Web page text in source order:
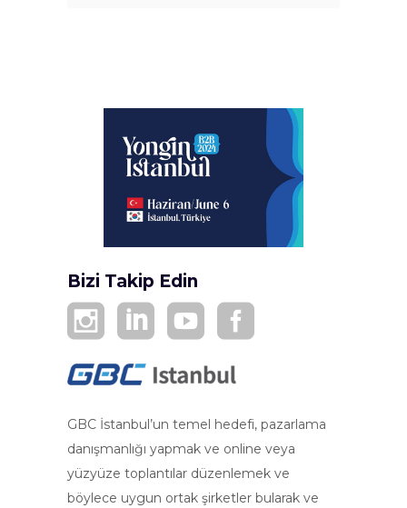
Bizi Takip Edin
GBC İstanbul’un temel hedefi, pazarlama
danışmanlığı yapmak ve online veya
yüzyüze toplantılar düzenlemek ve
böylece uygun ortak şirketler bularak ve